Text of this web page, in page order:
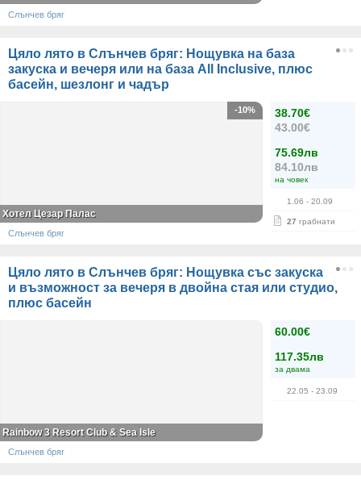
Слънчев бряг
Цяло лято в Слънчев бряг: Нощувка на база
закуска и вечеря или на база All Inclusive, плюс
басейн, шезлонг и чадър
38.70€
43.00€
75.69лв
84.10лв
на човек
1.06 - 20.09
27 грабнати
-10%
Хотел Цезар Палас
Слънчев бряг
Цяло лято в Слънчев бряг: Нощувка със закуска
и възможност за вечеря в двойна стая или студио,
плюс басейн
60.00€
117.35лв
за двама
22.05 - 23.09
Rainbow 3 Resort Club & Sea Isle
Слънчев бряг